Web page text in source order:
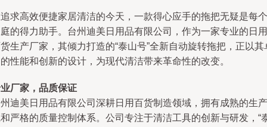
求高效便捷家居清洁的今天，一款得心应手的拖把无疑是每个
的得力助手。台州迪美日用品有限公司，作为一家专业的日用
生产厂家，其倾力打造的“泰山号”全新自动旋转拖把，正以其
性能和创新的设计，为现代清洁带来革命性的改变。
厂家，品质保证
迪美日用品有限公司深耕日用百货制造领域，拥有成熟的生产
严格的质量控制体系。公司专注于清洁工具的创新与研发，“